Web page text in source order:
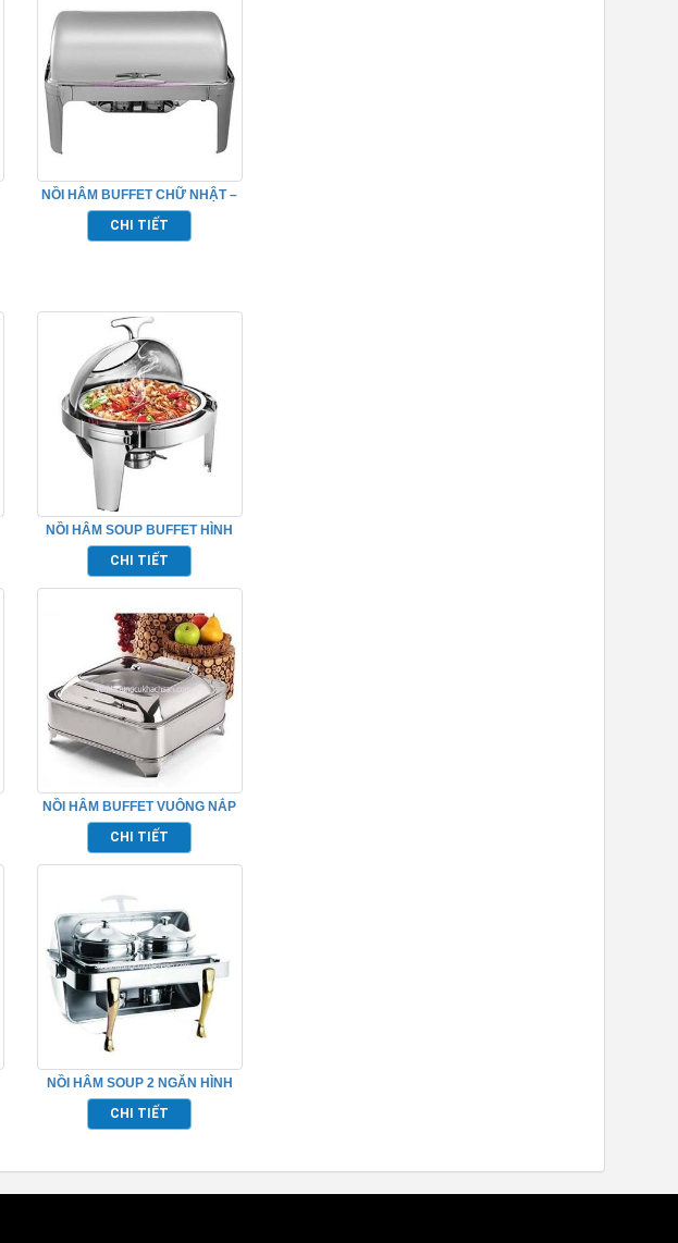
NỒI HÂM BUFFET CHỮ NHẬT –
TPN697001
CHI TIẾT
NỒI HÂM SOUP BUFFET HÌNH
TRÒN NẮP KÍNH TP697007
CHI TIẾT
NỒI HÂM BUFFET VUÔNG NẮP
KÍNH TP697009
CHI TIẾT
NỒI HÂM SOUP 2 NGĂN HÌNH
CHỮ NHẬT – TP697032
CHI TIẾT